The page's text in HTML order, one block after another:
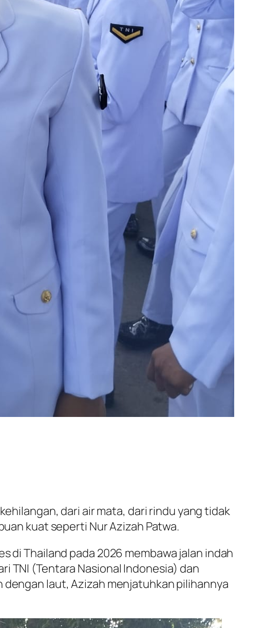
dari air mata, dari rindu yang tidak
kuat seperti Nur Azizah Patwa.
di Thailand pada 2026 membawa jalan indah
TNI (Tentara Nasional Indonesia) dan
laut, Azizah menjatuhkan pilihannya